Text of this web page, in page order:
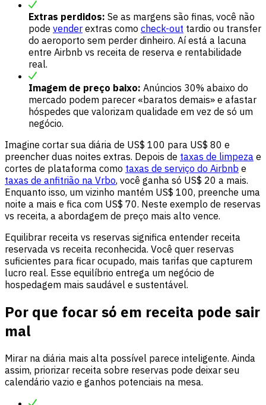
Extras perdidos: Se as margens são finas, você não
pode vender extras como check-out tardio ou transfer
do aeroporto sem perder dinheiro. Aí está a lacuna
entre Airbnb vs receita de reserva e rentabilidade
real.
Imagem de preço baixo: Anúncios 30% abaixo do
mercado podem parecer «baratos demais» e afastar
hóspedes que valorizam qualidade em vez de só um
negócio.
Imagine cortar sua diária de US$ 100 para US$ 80 e
preencher duas noites extras. Depois de taxas de limpeza e
cortes de plataforma como taxas de serviço do Airbnb e
taxas de anfitrião na Vrbo, você ganha só US$ 20 a mais.
Enquanto isso, um vizinho mantém US$ 100, preenche uma
noite a mais e fica com US$ 70. Neste exemplo de reservas
vs receita, a abordagem de preço mais alto vence.
Equilibrar receita vs reservas significa entender receita
reservada vs receita reconhecida. Você quer reservas
suficientes para ficar ocupado, mais tarifas que capturem
lucro real. Esse equilíbrio entrega um negócio de
hospedagem mais saudável e sustentável.
Por que focar só em receita pode sair
mal
Mirar na diária mais alta possível parece inteligente. Ainda
assim, priorizar receita sobre reservas pode deixar seu
calendário vazio e ganhos potenciais na mesa.